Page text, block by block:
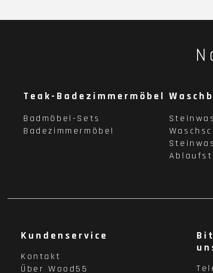
Teak-Badezimmermöbel
Badmöbel-Sets
Badezimmermöbel
Kundenservice
Kontakt
Über Wood55